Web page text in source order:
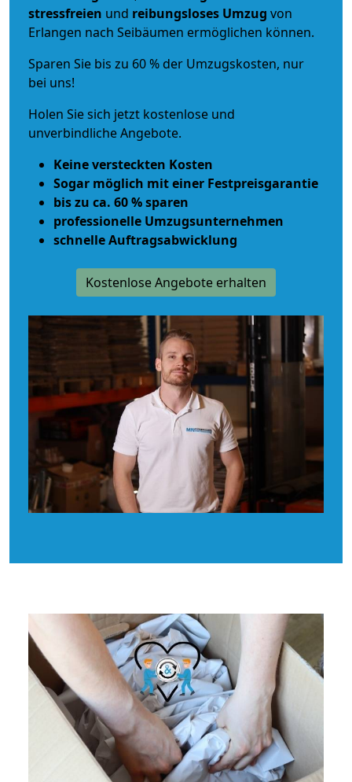
stressfreien und reibungsloses Umzug von
Erlangen nach Seibäumen ermöglichen können.
Sparen Sie bis zu 60 % der Umzugskosten, nur
bei uns!
Holen Sie sich jetzt kostenlose und
unverbindliche Angebote.
Keine versteckten Kosten
Sogar möglich mit einer Festpreisgarantie
bis zu ca. 60 % sparen
professionelle Umzugsunternehmen
schnelle Auftragsabwicklung
Kostenlose Angebote erhalten